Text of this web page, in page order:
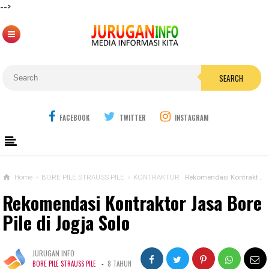
-->
SEARCH
FACEBOOK TWITTER INSTAGRAM
Home › BORE PILE STRAUSS PILE › KONTRAKTOR Rekomendasi Kontraktor Jasa Bore Pile di Jogja Solo
Rekomendasi Kontraktor Jasa Bore
Pile di Jogja Solo
JURUGAN INFO
BORE PILE STRAUSS PILE - 8 TAHUN